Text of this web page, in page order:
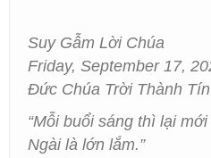
Suy Gẫm Lời Chúa
Friday, September 17,
Đức Chúa Trời Thành Tín
“Mỗi buổi sáng thì lại
Ngài là lớn lắm.”